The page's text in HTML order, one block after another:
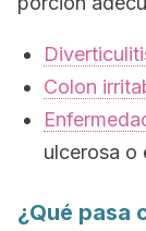
Colon
ulcerosa o
¿Qué pasa